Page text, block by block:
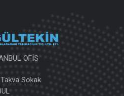
OFİS
Sokak